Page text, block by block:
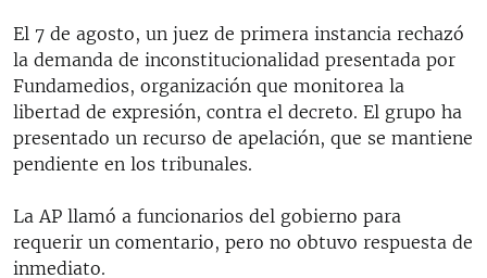
El 7 de agosto, un juez de primera instancia rechazó
la demanda de inconstitucionalidad presentada por
Fundamedios, organización que monitorea la
libertad de expresión, contra el decreto. El grupo ha
presentado un recurso de apelación, que se mantiene
pendiente en los tribunales.
La AP llamó a funcionarios del gobierno para
requerir un comentario, pero no obtuvo respuesta de
inmediato.